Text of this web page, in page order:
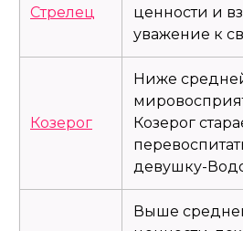
Стрелец
ценности и
уважение к
Козерог
Ниже
Козерог
девушку-
Выше